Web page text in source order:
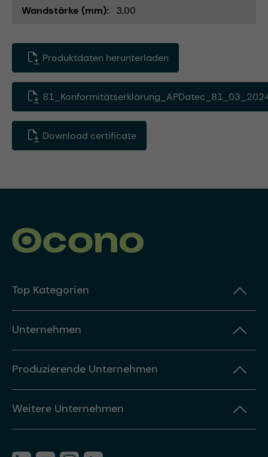
Wandstärke (mm) 3,00
Produktdaten herunterladen
Download certificate
Top Kategorien
Unternehmen
Produzierende Unternehmen
Weitere Unternehmen